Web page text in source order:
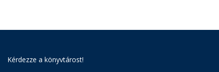
Kérdezze a könyvtárost!